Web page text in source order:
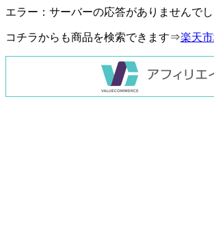
エラー：サーバーの応答がありませんで
コチラからも商品を検索できます⇒楽天